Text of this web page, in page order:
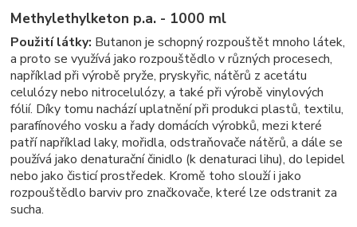
Methylethylketon p.a. - 1000 ml
Použití látky: Butanon je schopný rozpouštět mnoho látek,
a proto se využívá jako rozpouštědlo v různých procesech,
například při výrobě pryže, pryskyřic, nátěrů z acetátu
celulózy nebo nitrocelulózy, a také při výrobě vinylových
fólií. Díky tomu nachází uplatnění při produkci plastů, textilu,
parafínového vosku a řady domácích výrobků, mezi které
patří například laky, mořidla, odstraňovače nátěrů, a dále se
používá jako denaturační činidlo (k denaturaci lihu), do lepidel
nebo jako čisticí prostředek. Kromě toho slouží i jako
rozpouštědlo barviv pro značkovače, které lze odstranit za
sucha.